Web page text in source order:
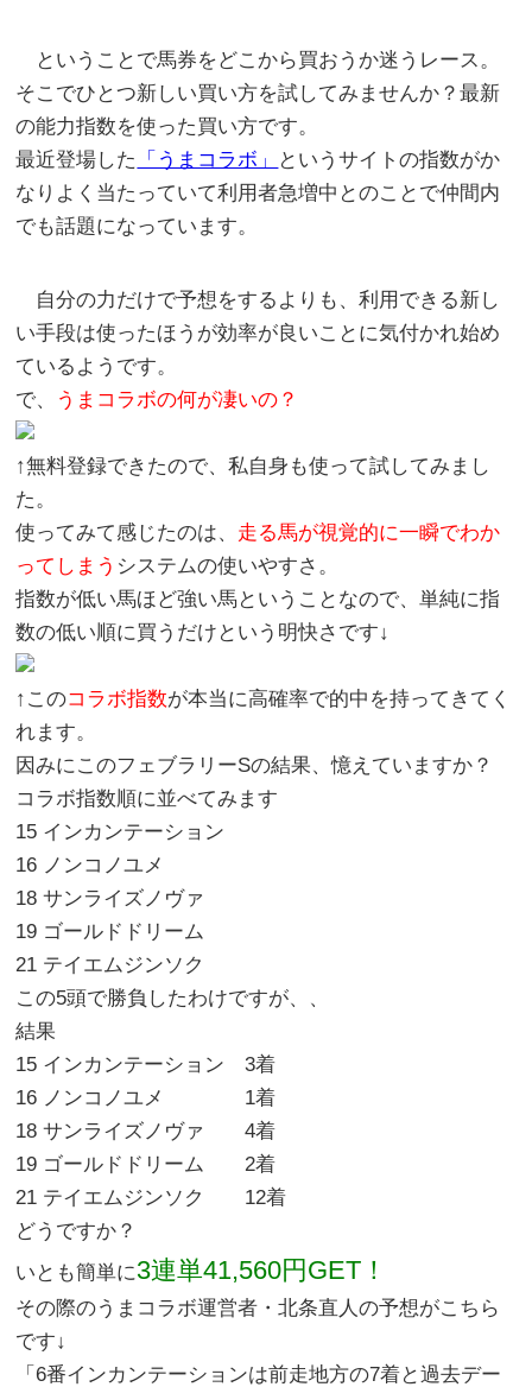
ということで馬券をどこから買おうか迷うレース。
そこでひとつ新しい買い方を試してみませんか？最新
の能力指数を使った買い方です。
最近登場した
「うまコラボ」
というサイトの指数がか
なりよく当たっていて利用者急増中とのことで仲間内
でも話題になっています。
自分の力だけで予想をするよりも、利用できる新し
い手段は使ったほうが効率が良いことに気付かれ始め
ているようです。
で、
うまコラボの何が凄いの？
↑無料登録できたので、私自身も使って試してみまし
た。
使ってみて感じたのは、 走る馬が視覚的に一瞬でわか
ってしまう システムの使いやすさ。
指数が低い馬ほど強い馬ということなので、単純に指
数の低い順に買うだけという明快さです↓
↑このコラボ指数が本当に高確率で的中を持ってきてく
れます。
因みにこのフェブラリーSの結果、憶えていますか？
コラボ指数順に並べてみます
15 インカンテーション
16 ノンコノユメ
18 サンライズノヴァ
19 ゴールドドリーム
21 テイエムジンソク
この5頭で勝負したわけですが、、
結果
15 インカンテーション 3着
16 ノンコノユメ 1着
18 サンライズノヴァ 4着
19 ゴールドドリーム 2着
21 テイエムジンソク 12着
どうですか？
いとも簡単に3連単41,560円GET！
その際のうまコラボ運営者・北条直人の予想がこちら
です↓
「6番インカンテーションは前走地方の7着と過去デー